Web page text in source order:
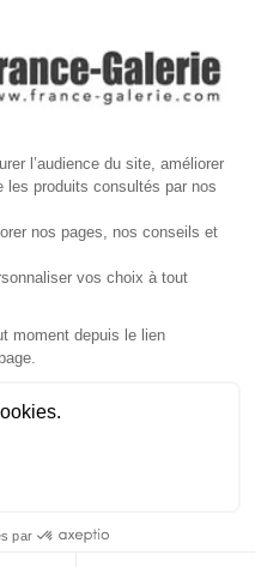
l’audience du site, améliorer
les produits consultés par nos
nos pages, nos conseils et
vos choix à tout
moment depuis le lien
par

Tous droits reservés.